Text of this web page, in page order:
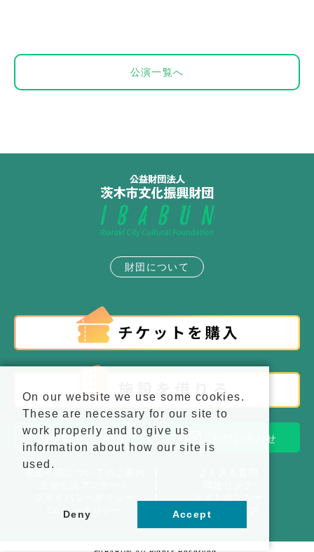
公演一覧へ
財団について
施設アクセス お問い合わせ
Cookieポリシー
サイトマップ
On our website we use some cookies.
These are necessary for our site to
work properly and to give us
information about how our site is
used.
Deny Accept